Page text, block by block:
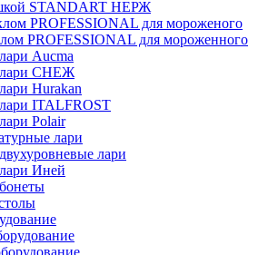
STANDART НЕРЖ
PROFESSIONAL для мороженого
PROFESSIONAL для мороженного
Aucma
лари СНЕЖ
Hurakan
ITALFROST
Polair
лари
лари
Иней